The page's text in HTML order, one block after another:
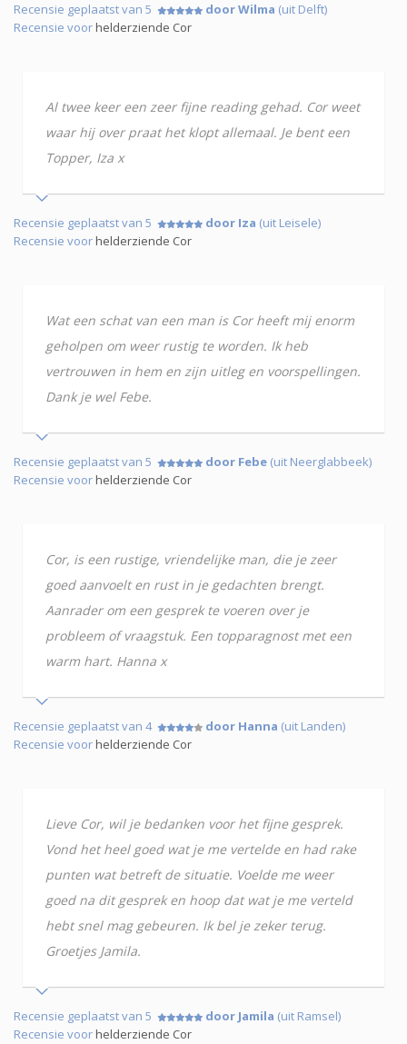
Recensie geplaatst van 5 door Wilma (uit Delft)
Recensie voorhelderziende Cor
Al twee keer een zeer fijne reading gehad. Cor weet
waar hij over praat het klopt allemaal. Je bent een
Topper, Iza x
Recensie geplaatst van 5 door Iza (uit Leisele)
Recensie voorhelderziende Cor
Wat een schat van een man is Cor heeft mij enorm
geholpen om weer rustig te worden. Ik heb
vertrouwen in hem en zijn uitleg en voorspellingen.
Dank je wel Febe.
Recensie geplaatst van 5 door Febe (uit Neerglabbeek)
Recensie voorhelderziende Cor
Cor, is een rustige, vriendelijke man, die je zeer
goed aanvoelt en rust in je gedachten brengt.
Aanrader om een gesprek te voeren over je
probleem of vraagstuk. Een topparagnost met een
warm hart. Hanna x
Recensie geplaatst van 4 door Hanna (uit Landen)
Recensie voorhelderziende Cor
Lieve Cor, wil je bedanken voor het fijne gesprek.
Vond het heel goed wat je me vertelde en had rake
punten wat betreft de situatie. Voelde me weer
goed na dit gesprek en hoop dat wat je me verteld
hebt snel mag gebeuren. Ik bel je zeker terug.
Groetjes Jamila.
Recensie geplaatst van 5 door Jamila (uit Ramsel)
Recensie voorhelderziende Cor